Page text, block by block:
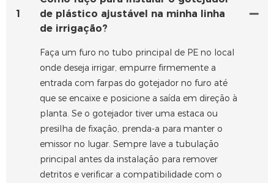
1
de plástico ajustável na minha linha
de irrigação?
Faça um furo no tubo principal de PE no local
onde deseja irrigar, empurre firmemente a
entrada com farpas do gotejador no furo até
que se encaixe e posicione a saída em direção à
planta. Se o gotejador tiver uma estaca ou
presilha de fixação, prenda-a para manter o
emissor no lugar. Sempre lave a tubulação
principal antes da instalação para remover
detritos e verificar a compatibilidade com o